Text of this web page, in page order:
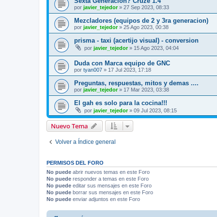
por javier_tejedor» 27 Sep 2023, 08:33
Mezcladores (equipos de 2 y 3ra generacion)
por javier_tejedor» 25 Ago 2023, 00:38
prisma - taxi (acertijo visual) - conversion
por javier_tejedor» 15 Ago 2023, 04:04
Duda con Marca equipo de GNC
por tyan007 » 17 Jul 2023, 17:18
Preguntas, respuestas, mitos y demas ....
por javier_tejedor» 17 Mar 2023, 03:38
El gah es solo para la cocina!!!
por javier_tejedor» 09 Jul 2023, 08:15
Nuevo Tema
Volver a Índice general
PERMISOS DEL FORO
No puede abrir nuevos temas en este Foro
No puede responder a temas en este Foro
No puede editar sus mensajes en este Foro
No puede borrar sus mensajes en este Foro
No puede enviar adjuntos en este Foro